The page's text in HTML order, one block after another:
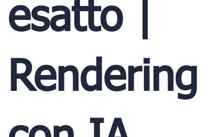
esatto |
Rendering